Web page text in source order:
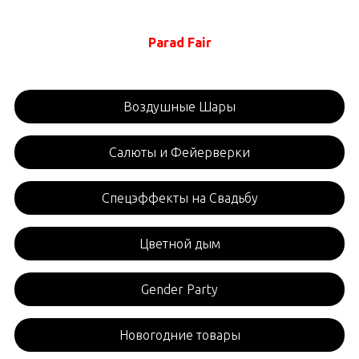
Parad Fair
Воздушные Шары
Салюты и Фейерверки
Спецэффекты на Свадьбу
Цветной дым
Gender Party
Новогодние товары